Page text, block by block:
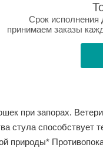
Срок исполнения
принимаем заказы
при запорах.
стула способствует
природы*